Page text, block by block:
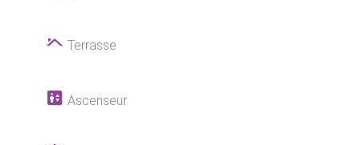
Terrasse
Ascenseur